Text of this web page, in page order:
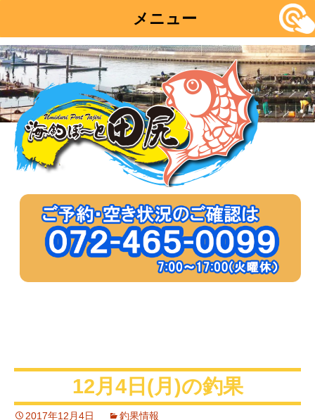
メニュー
コ
ン
テ
ン
ツ
12月4日(月)の釣果
2017年12月4日 釣果情報